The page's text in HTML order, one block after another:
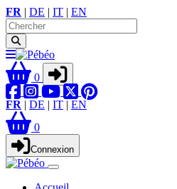
FR | DE | IT | EN
0
FR | DE | IT | EN
0
Connexion